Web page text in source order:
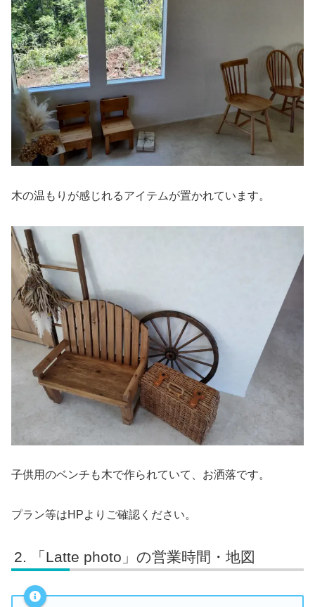
木の温もりが感じれるアイテムが置かれています。
子供用のベンチも木で作られていて、お洒落です。
プラン等はHPよりご確認ください。
「Latte photo」の営業時間・地図